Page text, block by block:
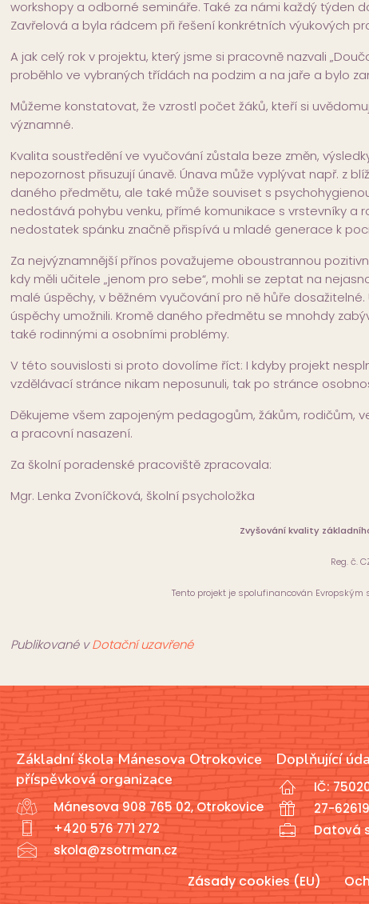
workshopy a odborné semináře. Také za námi každý týden
Zavřelová a byla rádcem při řešení konkrétních výukových
A jak celý rok v projektu, který jsme si pracovně nazvali
proběhlo ve vybraných třídách na podzim a na jaře a bylo
Můžeme konstatovat, že vzrostl počet žáků, kteří si
významné.
Kvalita soustředění ve vyučování zůstala beze změn,
nepozornost přisuzují únavě. Únava může vyplývat např. z
daného předmětu, ale také může souviset s
nedostává pohybu venku, přímé komunikace s vrstevníky a
nedostatek spánku značně přispívá u mladé generace k
Za nejvýznamnější přínos považujeme oboustrannou
kdy měli učitele „jenom pro sebe“, mohli se zeptat na
malé úspěchy, v běžném vyučování pro ně hůře
úspěchy umožnili. Kromě daného předmětu se mnohdy
také rodinnými a osobními problémy.
V této souvislosti si proto dovolíme říct: I kdyby projekt
vzdělávací stránce nikam neposunuli, tak po stránce
Děkujeme všem zapojeným pedagogům, žákům, rodičům,
a pracovní nasazení.
Za školní poradenské pracoviště zpracovala:
Mgr. Lenka Zvoníčková, školní psycholožka
Zvyšování kvality
Reg. č.
Tento projekt je spolufinancován
Publikované vDotační uzavřené
Základní škola Mánesova Otrokovice
příspěvková organizace
Mánesova 908 765 02, Otrokovice
+420 576 771 272
skola@zsotrman.cz
Doplňující
IČ:
27-
Datová
Zásady cookies (EU)